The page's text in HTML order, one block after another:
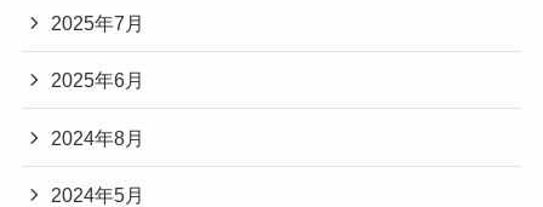
2025年7月
2025年6月
2024年8月
2024年5月